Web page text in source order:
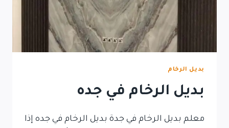
بديل الرخام
بديل الرخام في جده
معلم بديل الرخام في جدة بديل الرخام في جده إذا